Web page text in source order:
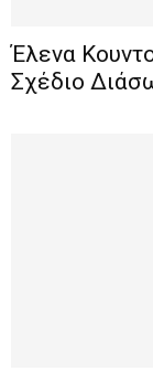
Έλενα
Σχέδιο